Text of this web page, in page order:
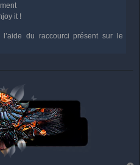
it !
du raccourci présent sur le